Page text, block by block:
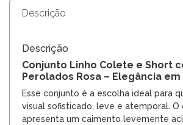
Descrição
Descrição
Conjunto Linho Colete e Short
Perolados Rosa – Elegância
Esse conjunto é a escolha ideal para
visual sofisticado, leve e atemporal.
apresenta um caimento levemente